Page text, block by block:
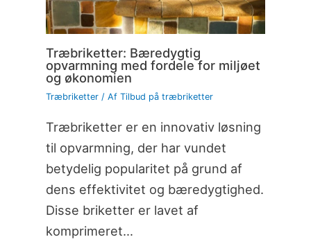
Træbriketter: Bæredygtig
opvarmning med fordele for miljøet
og økonomien
Træbriketter/ Af Tilbud på træbriketter
Træbriketter er en innovativ løsning
til opvarmning, der har vundet
betydelig popularitet på grund af
dens effektivitet og bæredygtighed.
Disse briketter er lavet af
komprimeret…